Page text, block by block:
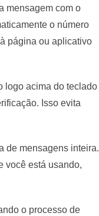
mensagem com o
o número
página ou aplicativo
logo acima do teclado
Isso evita
de mensagens inteira.
você está usando,
o processo de